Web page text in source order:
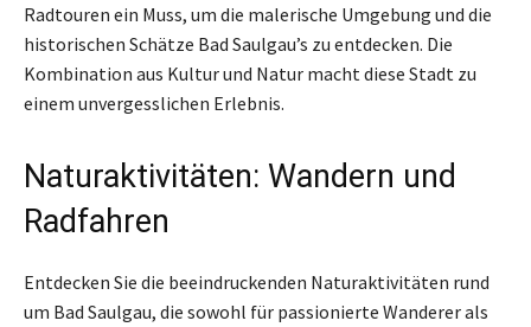
Radtouren ein Muss, um die malerische Umgebung und die
historischen Schätze Bad Saulgau’s zu entdecken. Die
Kombination aus Kultur und Natur macht diese Stadt zu
einem unvergesslichen Erlebnis.
Naturaktivitäten: Wandern und
Radfahren
Entdecken Sie die beeindruckenden Naturaktivitäten rund
um Bad Saulgau, die sowohl für passionierte Wanderer als